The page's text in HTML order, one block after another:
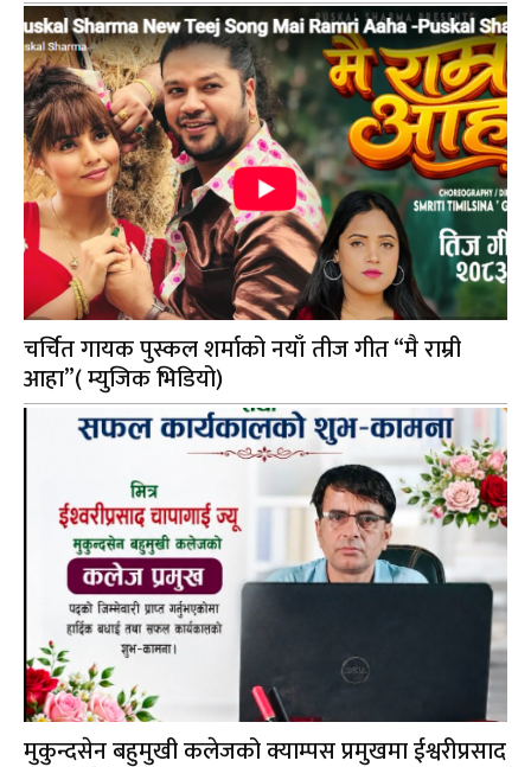
चर्चित गायक पुस्कल शर्माको नयाँ तीज गीत “मै राम्री
आहा”( म्युजिक भिडियो)
मुकुन्दसेन बहुमुखी कलेजको क्याम्पस प्रमुखमा ईश्वरीप्रसाद